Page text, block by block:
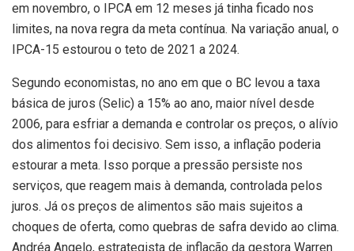
em novembro, o IPCA em 12 meses já tinha ficado nos
limites, na nova regra da meta contínua. Na variação anual, o
IPCA-15 estourou o teto de 2021 a 2024.
Segundo economistas, no ano em que o BC levou a taxa
básica de juros (Selic) a 15% ao ano, maior nível desde
2006, para esfriar a demanda e controlar os preços, o alívio
dos alimentos foi decisivo. Sem isso, a inflação poderia
estourar a meta. Isso porque a pressão persiste nos
serviços, que reagem mais à demanda, controlada pelos
juros. Já os preços de alimentos são mais sujeitos a
choques de oferta, como quebras de safra devido ao clima.
Andréa Angelo, estrategista de inflação da gestora Warren